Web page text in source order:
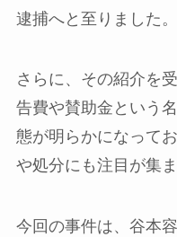
逮捕へと至りました。
さらに、その紹介を
告費や賛助金という
態が明らかになって
や処分にも注目が集ま
今回の事件は、谷本